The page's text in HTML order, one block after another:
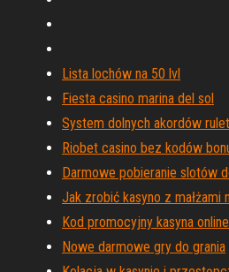
Lista lochów na 50 lvl
Fiesta casino marina del sol
System dolnych akordów
Riobet casino bez kodów
Darmowe pobieranie slotów
Jak zrobić kasyno z małżami
Kod promocyjny kasyna
Nowe darmowe gry do grania